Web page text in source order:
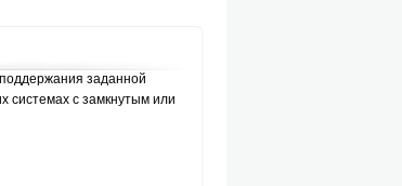
заданной
системах с замкнутым или